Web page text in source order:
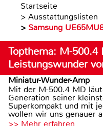
Startseite
> Ausstattungslisten
> Samsung
Topthema: M-
Leistungswunder
Miniatur-Wunder-Amp
Mit der M-500.4 MD
Generation seiner
Superkompakt und mit
wollen wir uns genauer
>> Mehr erfahren